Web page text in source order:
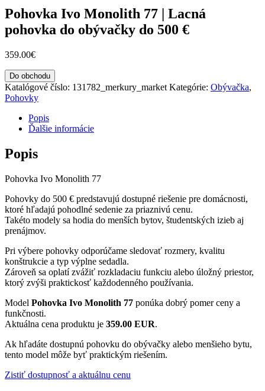
Pohovka Ivo Monolith 77 | Lacná
pohovka do obývačky do 500 €
359.00€
Do obchodu
Katalógové číslo: 131782_merkury_market Kategórie: Obývačka,
Pohovky
Popis
Ďalšie informácie
Popis
Pohovka Ivo Monolith 77
Pohovky do 500 € predstavujú dostupné riešenie pre domácnosti,
ktoré hľadajú pohodlné sedenie za priaznivú cenu.
Takéto modely sa hodia do menších bytov, študentských izieb aj
prenájmov.
Pri výbere pohovky odporúčame sledovať rozmery, kvalitu
konštrukcie a typ výplne sedadla.
Zároveň sa oplatí zvážiť rozkladaciu funkciu alebo úložný priestor,
ktorý zvýši praktickosť každodenného používania.
Model Pohovka Ivo Monolith 77 ponúka dobrý pomer ceny a
funkčnosti.
Aktuálna cena produktu je 359.00 EUR.
Ak hľadáte dostupnú pohovku do obývačky alebo menšieho bytu,
tento model môže byť praktickým riešením.
Zistiť dostupnosť a aktuálnu cenu